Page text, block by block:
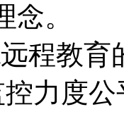
。
教育
力度